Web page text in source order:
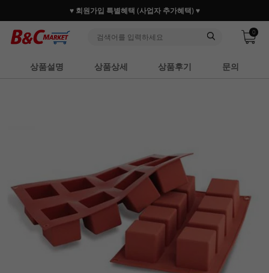
♥ 회원가입 특별혜택 (사업자 추가혜택) ♥
0
상품설명 상품상세 상품후기 문의